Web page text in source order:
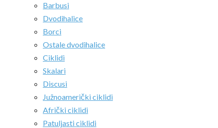
Barbusi
Dvodihalice
Borci
Ostale dvodihalice
Ciklidi
Skalari
Discusi
Južnoamerički ciklidi
Afrički ciklidi
Patuljasti ciklidi